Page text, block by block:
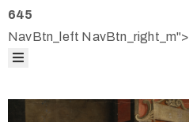
Bibliografía
Fundación
645
NavBtn_left NavBtn_right_m">
Mapas
Bibliografía
Fundación